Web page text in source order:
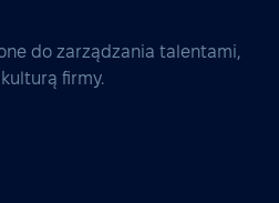
do zarządzania talentami,
firmy.